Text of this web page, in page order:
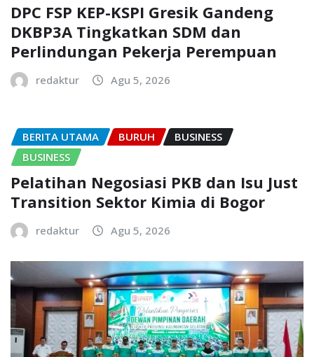
DPC FSP KEP-KSPI Gresik Gandeng
DKBP3A Tingkatkan SDM dan
Perlindungan Pekerja Perempuan
redaktur Agu 5, 2026
BERITA UTAMA BURUH
BUSINESS
BUSINESS
Pelatihan Negosiasi PKB dan Isu Just
Transition Sektor Kimia di Bogor
redaktur Agu 5, 2026